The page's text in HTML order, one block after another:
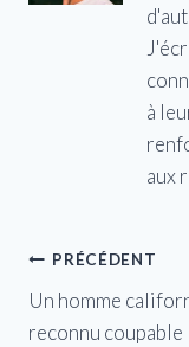
à
aux
Navigation
de
PRÉCÉDENT
Un homme
reconnu coupable